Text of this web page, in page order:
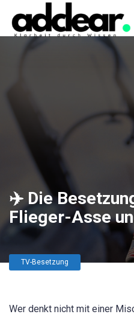
✈️ Die
Flieger-Asse
TV-Besetzung
Wer denkt nicht mit einer